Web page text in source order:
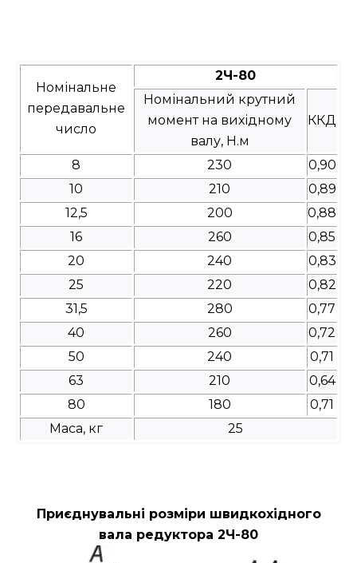
Номінальне
передавальне
число
2Ч-80
Номінальний крутний
момент на вихідному
валу, Н.м
ККД
8 230
0,90
10
210
0,89
12,5
200
0,88
16
260
0,85
20
240
0,83
25
220
0,82
31,5
280
0,77
40
260
0,72
50
240
0,71
63
210
0,64
80
180
0,71
Маса, кг
25
Приєднувальні розміри швидкохідного
вала редуктора 2Ч-80